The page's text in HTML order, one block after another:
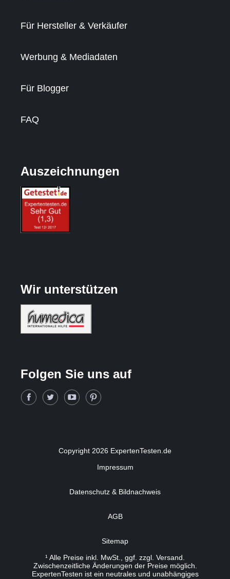
Für Hersteller & Verkäufer
Werbung & Mediadaten
Für Blogger
FAQ
Auszeichnungen
Wir unterstützen
Folgen Sie uns auf
Copyright 2026 ExpertenTesten.de
Impressum
Datenschutz & Bildnachweis
AGB
Sitemap
¹ Alle Preise inkl. MwSt., ggf. zzgl. Versand.
Zwischenzeitliche Änderungen der Preise möglich.
ExpertenTesten ist ein neutrales und unabhängiges